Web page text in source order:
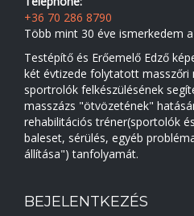
+36 70 286 8790
Több mint 30 éve ismerkedem
Testépítő és Erőemelő Edző
két évtizede folytatott
sportrolók felkészülésének
masszázs "ötvözetének"
rehabilitációs tréner(sportolók
baleset, sérülés, egyéb
állítása") tanfolyamát.
BEJELENTKEZÉS